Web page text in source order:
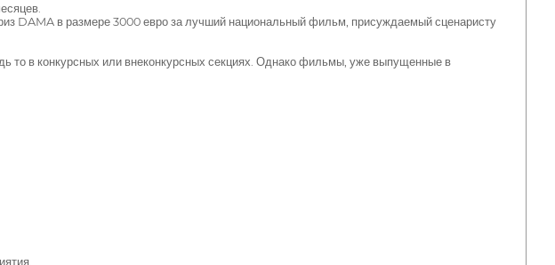
DAMA в размере 3000 евро за лучший национальный фильм, присуждаемый сценаристу
то в конкурсных или внеконкурсных секциях. Однако фильмы, уже выпущенные в